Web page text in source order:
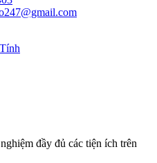
đầy đủ các tiện ích trên